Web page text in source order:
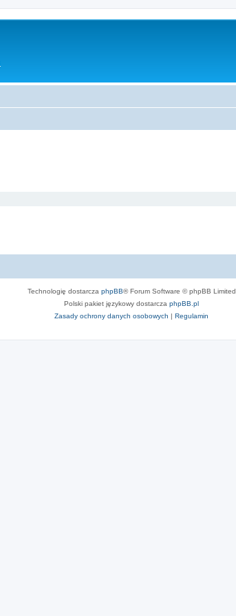
Technologię dostarcza phpBB® Forum Software © phpBB Limited
Polski pakiet językowy dostarcza phpBB.pl
Zasady ochrony danych osobowych | Regulamin